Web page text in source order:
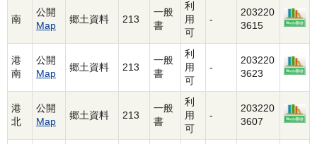
南
公開
Map
郷土資料 213
一般
書
利
用
可
-
203220
3615
港
南
公開
Map
郷土資料 213
一般
書
利
用
可
-
203220
3623
港
北
公開
Map
郷土資料 213
一般
書
利
用
可
-
203220
3607